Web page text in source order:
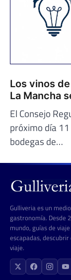
Los vinos
La Mancha
El Consejo
próximo día
bodegas de…
Gulliveria es un
gastronomía. Desde
mundo, guías de
escapadas,
viaje.